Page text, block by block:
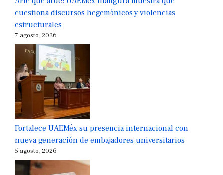
cuestiona discursos hegemónicos y violencias
estructurales
7 agosto, 2026
Fortalece UAEMéx su presencia internacional con
nueva generación de embajadores universitarios
5 agosto, 2026